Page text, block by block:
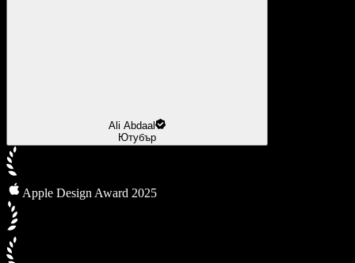
Ali Abdaal
Ютубър
Apple Design Award 2025